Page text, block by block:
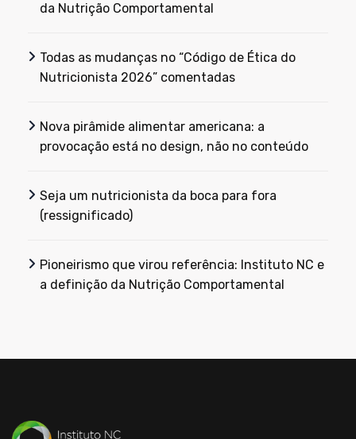
da Nutrição Comportamental
Todas as mudanças no “Código de Ética do
Nutricionista 2026” comentadas
Nova pirâmide alimentar americana: a
provocação está no design, não no conteúdo
Seja um nutricionista da boca para fora
(ressignificado)
Pioneirismo que virou referência: Instituto NC e
a definição da Nutrição Comportamental